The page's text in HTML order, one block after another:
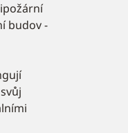
budov -